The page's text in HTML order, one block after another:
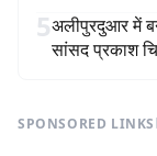
5अलीपुरदुआर में
सांसद प्रकाश
SPONSORED LINKS